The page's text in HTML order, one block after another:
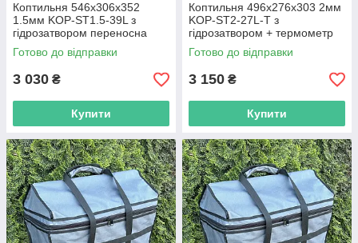
Коптильня 546х306х352
1.5мм KOP-ST1.5-39L з
гідрозатвором переносна
R_2334
Готово до відправки
3 030 ₴
Купити
Коптильня 496х276х303 2мм
KOP-ST2-27L-T з
гідрозатвором + термометр
переносна R_2334
Готово до відправки
3 150 ₴
Купити